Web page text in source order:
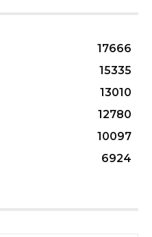
17666
15335
13010
12780
10097
6924